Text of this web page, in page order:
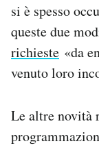
si è spesso
queste due
richieste «da
venuto loro
Le altre novità